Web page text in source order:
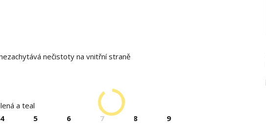
nečistoty na vnitřní straně
a teal
4
5 6 7 8
9